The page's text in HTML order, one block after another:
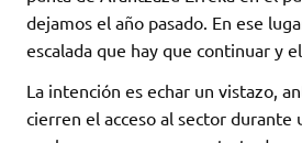
dejamos el año pasado. En ese
escalada que hay que continuar y
La intención es echar un vistazo,
cierren el acceso al sector durante